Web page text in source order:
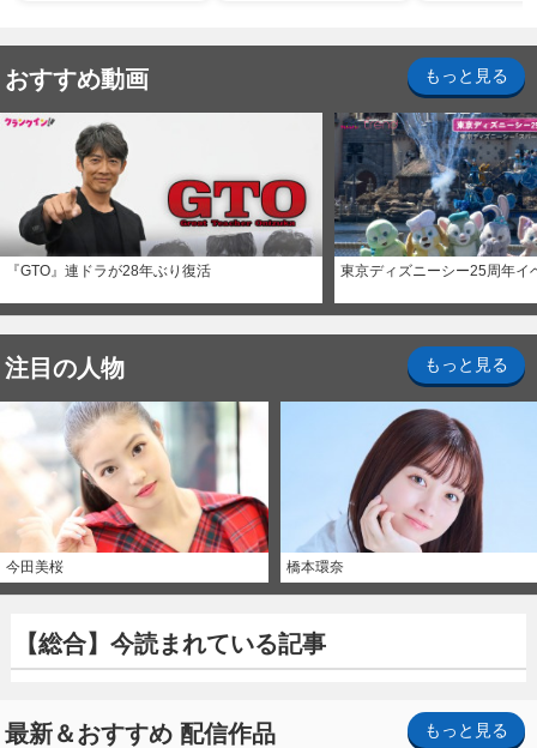
おすすめ動画 もっと見る
『GTO』連ドラが28年ぶり復活 東京ディズニーシー25周年イ
注目の人物 もっと見る
今田美桜 橋本環奈
【総合】今読まれている記事
最新＆おすすめ 配信作品 もっと見る